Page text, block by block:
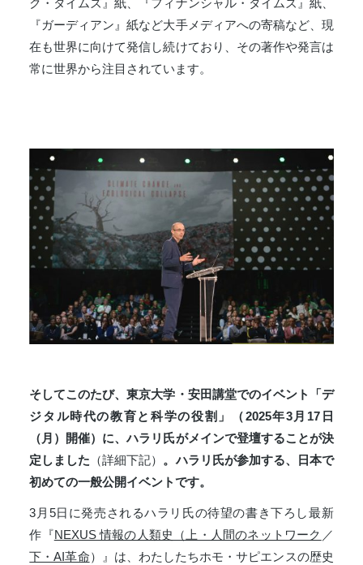
『ガーディアン』紙など大手メディアへの寄稿など、現
在も世界に向けて発信し続けており、その著作や発言は
常に世界から注目されています。
そしてこのたび、東京大学・安田講堂でのイベント「デ
ジタル時代の教育と科学の役割」（2025年3月17日
（月）開催）に、ハラリ氏がメインで登壇することが決
定しました （詳細下記） 。ハラリ氏が参加する、日本で
初めての一般公開イベントです。
3月5日に発売されるハラリ氏の待望の書き下ろし最新
作『NEXUS 情報の人類史（上・人間のネットワーク ／
下・AI革命）』は、わたしたちホモ・サピエンスの歴史